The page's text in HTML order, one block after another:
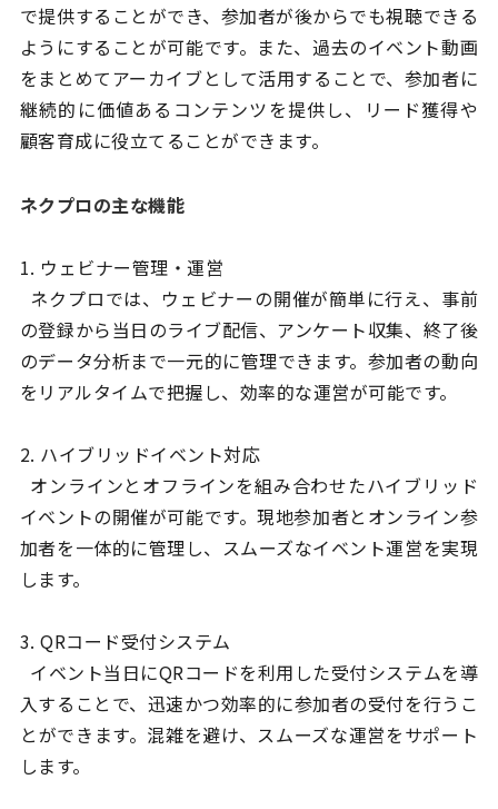
で提供することができ、参加者が後からでも視聴できる
ようにすることが可能です。また、過去のイベント動画
をまとめてアーカイブとして活用することで、参加者に
継続的に価値あるコンテンツを提供し、リード獲得や
顧客育成に役立てることができます。
ネクプロの主な機能
1. ウェビナー管理・運営
ネクプロでは、ウェビナーの開催が簡単に行え、事前
の登録から当日のライブ配信、アンケート収集、終了後
のデータ分析まで一元的に管理できます。参加者の動向
をリアルタイムで把握し、効率的な運営が可能です。
2. ハイブリッドイベント対応
オンラインとオフラインを組み合わせたハイブリッド
イベントの開催が可能です。現地参加者とオンライン参
加者を一体的に管理し、スムーズなイベント運営を実現
します。
3. QRコード受付システム
イベント当日にQRコードを利用した受付システムを導
入することで、迅速かつ効率的に参加者の受付を行うこ
とができます。混雑を避け、スムーズな運営をサポート
します。